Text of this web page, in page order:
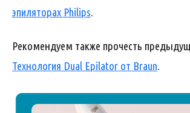
эпиляторах Philips.
Рекомендуем также прочесть
Технология Dual Epilator от Braun.